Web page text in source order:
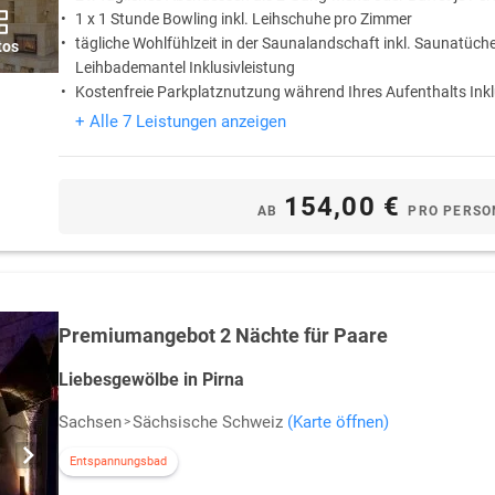
der Semperoper. Das Haus von Weltruf begeistert jeweils mit einem
Karten für die Semperoper Last Minute erstanden werden.
besichtigt werden können, zählt das Dresdner Residenzschloss
Renaissance-Gebäude am Neumarkt, das Albertinum als ein
1 x 1 Stunde Bowling inkl. Leihschuhe pro Zimmer
tägliche Wohlfühlzeit in der Saunalandschaft inkl.
Leihbademantel Inklusivleistung
Kostenfreie Parkplatznutzung während Ihres Aufenthalts
+ Alle 7 Leistungen anzeigen
AB 154,00 €PRO
Premiumangebot 2 Nächte für Paare
Liebesgewölbe in Pirna
Sachsen Sächsische Schweiz (Karte öffnen)
Entspannungsbad